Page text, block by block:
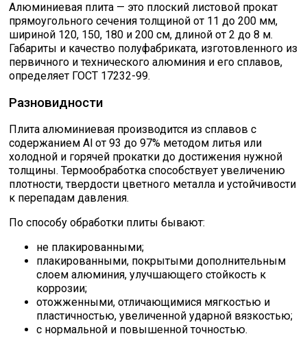
Алюминиевая плита — это плоский листовой прокат
прямоугольного сечения толщиной от 11 до 200 мм,
шириной 120, 150, 180 и 200 см, длиной от 2 до 8 м.
Габариты и качество полуфабриката, изготовленного из
первичного и технического алюминия и его сплавов,
определяет ГОСТ 17232-99.
Разновидности
Плита алюминиевая производится из сплавов с
содержанием Al от 93 до 97% методом литья или
холодной и горячей прокатки до достижения нужной
толщины. Термообработка способствует увеличению
плотности, твердости цветного металла и устойчивости
к перепадам давления.
По способу обработки плиты бывают:
не плакированными;
плакированными, покрытыми дополнительным
слоем алюминия, улучшающего стойкость к
коррозии;
отожженными, отличающимися мягкостью и
пластичностью, увеличенной ударной вязкостью;
с нормальной и повышенной точностью.